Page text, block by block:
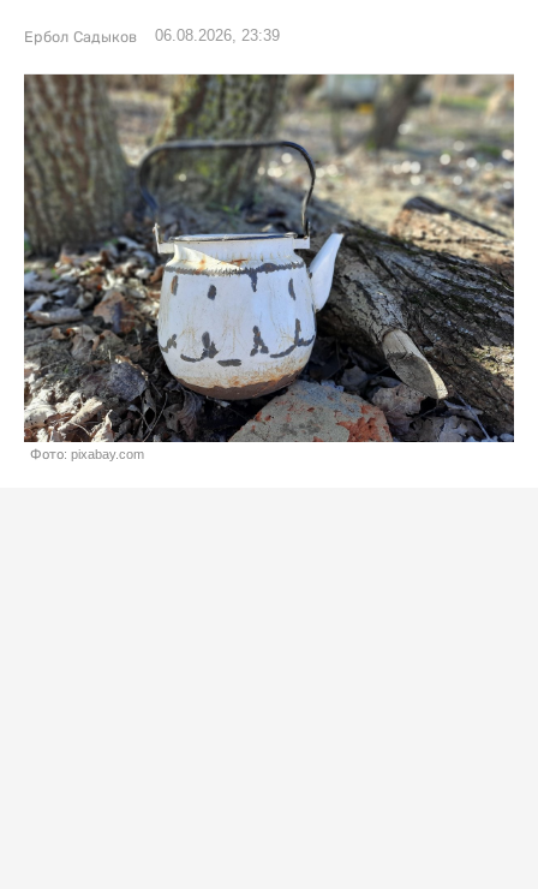
Ербол Садыков 06.08.2026, 23:39
Фото: pixabay.com